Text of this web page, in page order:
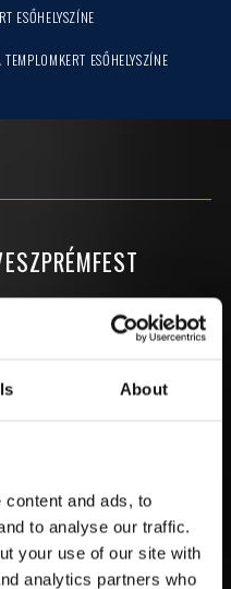
About
and ads, to
to analyse our traffic.
your use of our site with
analytics partners who
ESŐHELYSZÍNE
TEMPLOMKERT ESŐHELYSZÍNE
TÖLTSE LE APPLIKÁCIÓNKAT, HOGY
ELSŐ KÉZBŐL ÉRTESÜLHESSEN
ESŐ ESETÉN
ANDROID